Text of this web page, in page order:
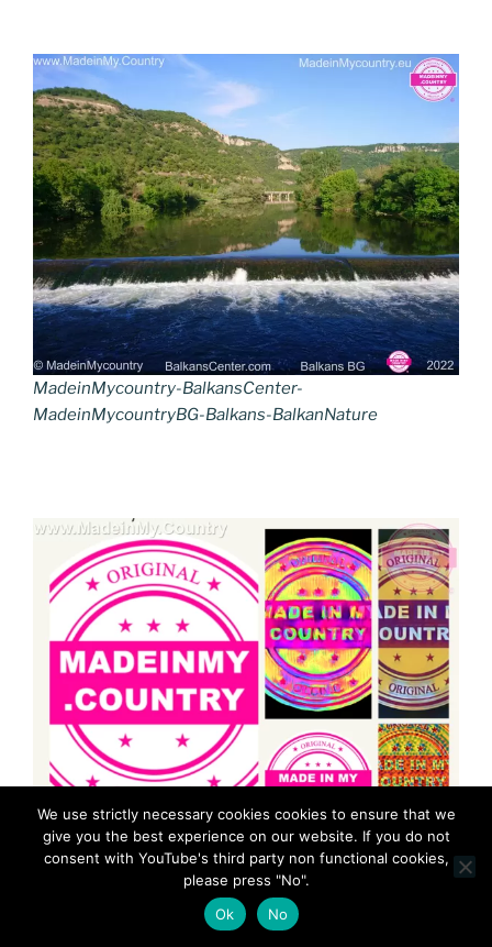
MadeinMycountry-BalkansCenter-
MadeinMycountryBG-Balkans-BalkanNature
We use strictly necessary cookies cookies to ensure that we
give you the best experience on our website. If you do not
consent with YouTube's third party non functional cookies,
please press "No".
Ok
No